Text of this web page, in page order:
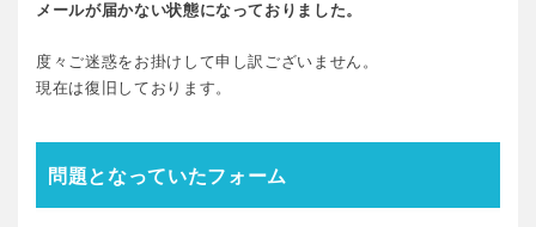
メールが届かない状態になっておりました。
度々ご迷惑をお掛けして申し訳ございません。
現在は復旧しております。
問題となっていたフォーム